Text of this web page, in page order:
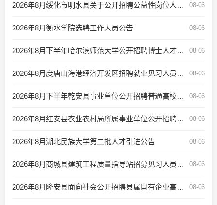
2026年8月绥化市明水县关于公开招聘公益性岗位人员的公告 08-06
2026年8月衡水学院选聘工作人员公告 08-06
2026年8月下半年哈尔滨师范大学公开招聘博士人才公告 08-06
2026年8月度唐山海港经济开发区招聘就业见习人员公告 08-06
2026年8月下半年乾安县事业单位公开招聘普通高校毕业生带编入伍的公告 08-06
2026年8月红安县农业农村局所属事业单位公开招聘“三支一扶”服务期满人员公告 08-06
2026年8月湖北民族大学第二批人才引进公告 08-06
2026年8月商城县建筑工程质量指导站招募见习人员公告 08-06
2026年8月隆安县面向社会公开招聘县属国有企业高级管理人员公告 08-06